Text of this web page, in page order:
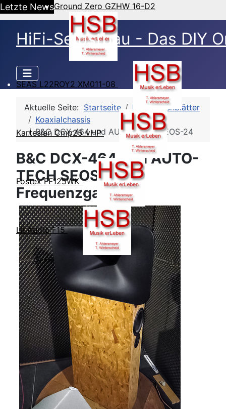
Letzte NewsGround Zero GZHW 16-D2
SEAS L22ROY2 XM011-08
Kartesian Cmp25_vHP
Fostex FF125WK
Lii Audio F15
HiFi-Selbstbau - Das DIY
Aktuelle Seite: Startseite
HSB-Datenblätter
Koaxialchassis
B&C DCX-464 und AUTO-TECH SEOS-24
B&C DCX-464 und AUTO-
TECH SEOS-24 -
Frequenzgang